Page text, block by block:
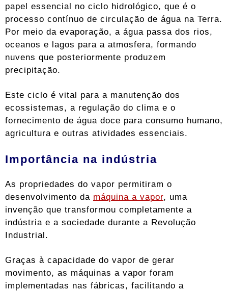
papel essencial no ciclo hidrológico, que é o
processo contínuo de circulação de água na Terra.
Por meio da evaporação, a água passa dos rios,
oceanos e lagos para a atmosfera, formando
nuvens que posteriormente produzem
precipitação.
Este ciclo é vital para a manutenção dos
ecossistemas, a regulação do clima e o
fornecimento de água doce para consumo humano,
agricultura e outras atividades essenciais.
Importância na indústria
As propriedades do vapor permitiram o
desenvolvimento da máquina a vapor, uma
invenção que transformou completamente a
indústria e a sociedade durante a Revolução
Industrial.
Graças à capacidade do vapor de gerar
movimento, as máquinas a vapor foram
implementadas nas fábricas, facilitando a